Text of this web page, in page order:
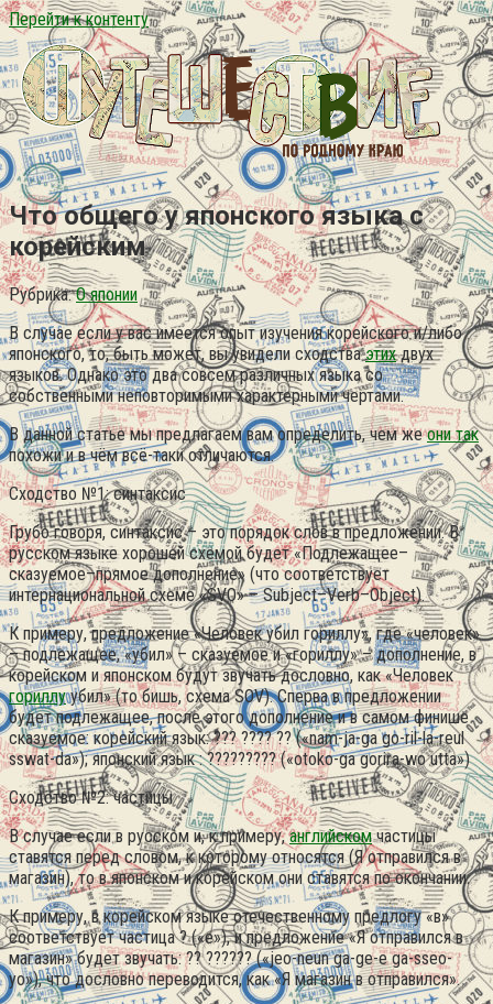
Перейти к контенту
Что общего у японского языка с
корейским
Рубрика: О японии
В случае если у вас имеется опыт изучения корейского и/либо
японского, то, быть может, вы увидели сходстваэтихдвух
языков. Однако это два совсем различных языка со
собственными неповторимыми характерными чертами.
В данной статье мы предлагаем вам определить, чем жеони так
похожи и в чём всё-таки отличаются.
Сходство №1: синтаксис
Грубо говоря, синтаксис – это порядок слов в предложении. В
русском языке хорошей схемой будет «Подлежащее–
сказуемое–прямое дополнение» (что соответствует
интернациональной схеме «SVO» – Subject–Verb–Object).
К примеру, предложение «Человек убил гориллу», где «человек»
– подлежащее, «убил» – сказуемое и «гориллу» – дополнение, в
корейском и японском будут звучать дословно, как «Человек
гориллуубил» (то бишь, схема SOV). Сперва в предложении
будет подлежащее, после этого дополнение и в самом финише
сказуемое: корейский язык: ??? ???? ?? («nam-ja-ga go-ril-la-reul
sswat-da»); японский язык : ????????? («otoko-ga gorira-wo utta»)
Сходство №2: частицы
В случае если в русском и, к примеру,английскомчастицы
ставятся перед словом, к которому относятся (Я отправился в
магазин), то в японском и корейском они ставятся по окончании.
К примеру, в корейском языке отечественному предлогу «в»
соответствует частица ? («e»), и предложение «Я отправился в
магазин» будет звучать: ?? ?????? («jeo-neun ga-ge-e ga-sseo-
yo»), что дословно переводится, как «Я магазин в отправился».